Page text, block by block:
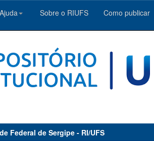
Ajuda Sobre o RIUFS Como publicar
Federal de Sergipe - RI/UFS